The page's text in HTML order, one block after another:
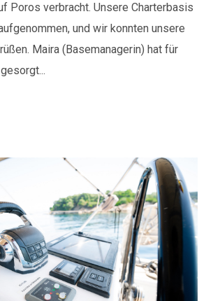
Poros verbracht. Unsere Charterbasis
und wir konnten unsere
Maira (Basemanagerin) hat für